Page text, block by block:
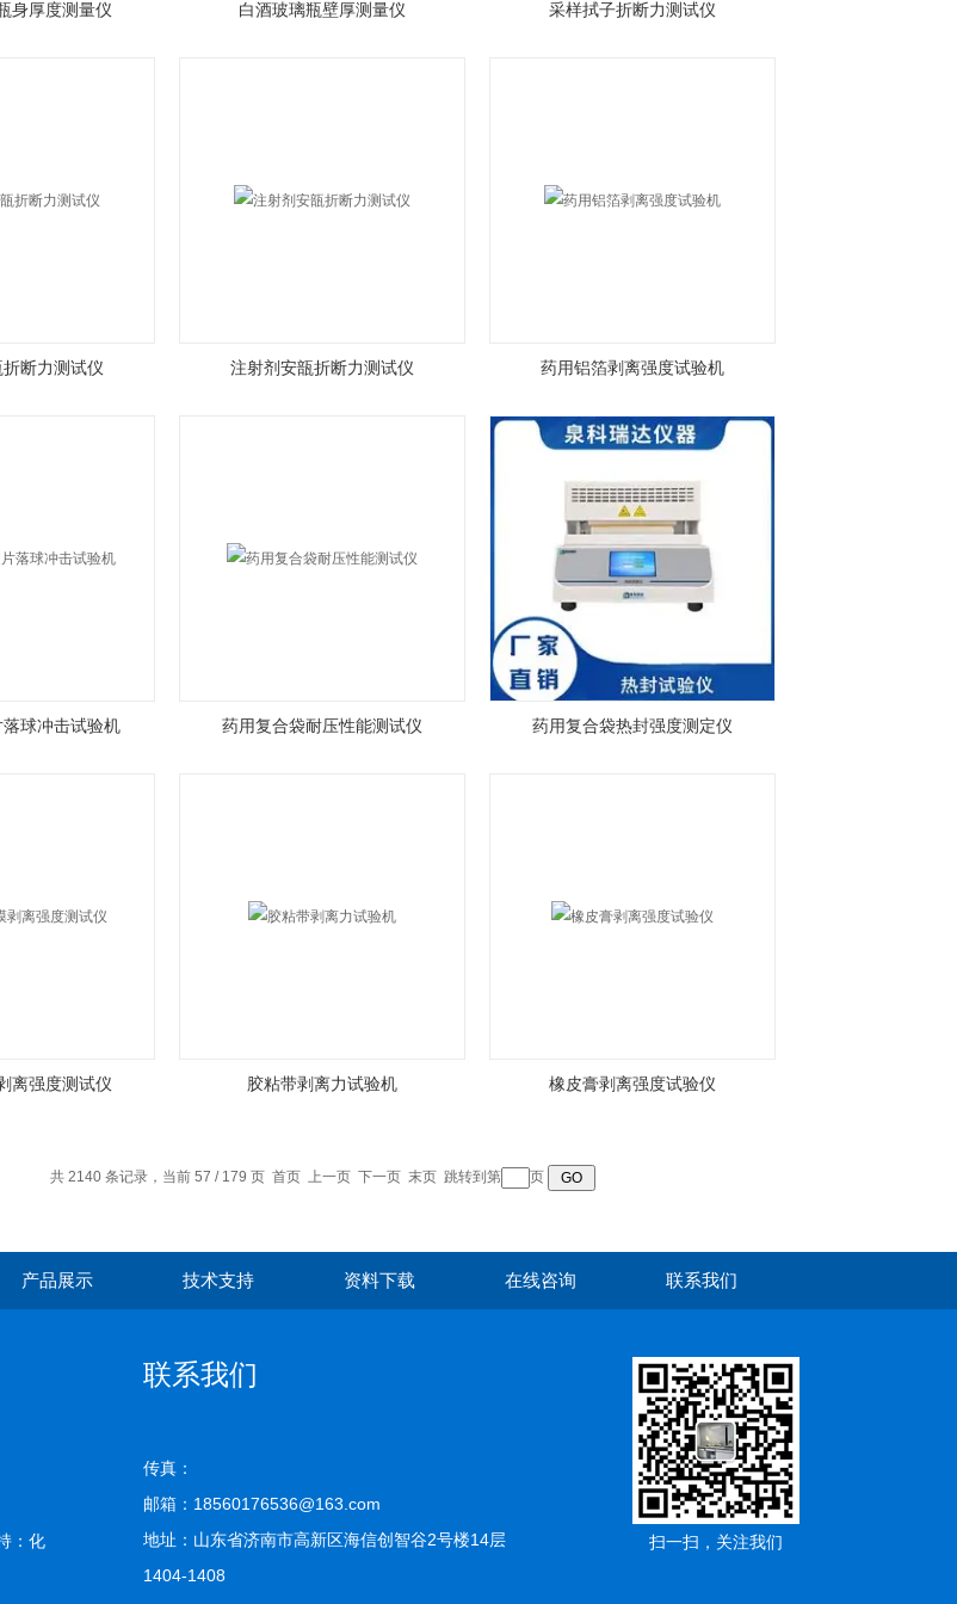
身厚度测量仪 白酒玻璃瓶壁厚测量仪 采样拭子折断力测试仪
断力测试仪 注射剂安瓿折断力测试仪 药用铝箔剥离强度试验机
球冲击试验机 药用复合袋耐压性能测试仪 药用复合袋热封强度测定仪
离强度测试仪 胶粘带剥离力试验机 橡皮膏剥离强度试验仪
共 2140 条记录，当前 57 / 179 页 首页 上一页 下一页 末页跳转到第 页
产品展示 技术支持 资料下载 在线咨询 联系我们
： 化
联系我们
传真：
邮箱：18560176536@163.com
地址：山东省济南市高新区海信创智谷2号楼14层
1404-1408
扫一扫，关注我们